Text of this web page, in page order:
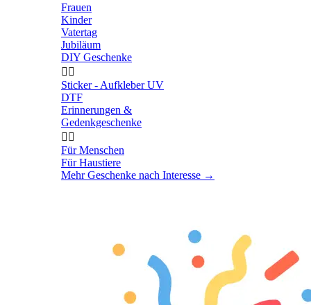
Frauen
Kinder
Vatertag
Jubiläum
DIY Geschenke
 
Sticker - Aufkleber UV
DTF
Erinnerungen &
Gedenkgeschenke
 
Für Menschen
Für Haustiere
Mehr Geschenke nach Interesse →